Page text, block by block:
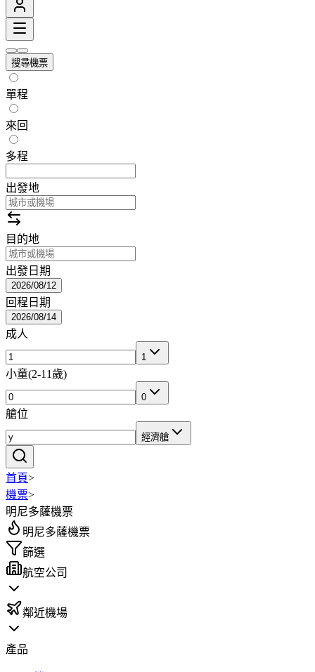
搜尋機票
單程
來回
多程
出發地
目的地
出發日期
2026/08/12
回程日期
2026/08/14
成人
1
小童(2-11歲)
0
艙位
經濟艙
首頁>
機票>
明尼多薩機票
明尼多薩機票
篩選
航空公司
鄰近機場
產品